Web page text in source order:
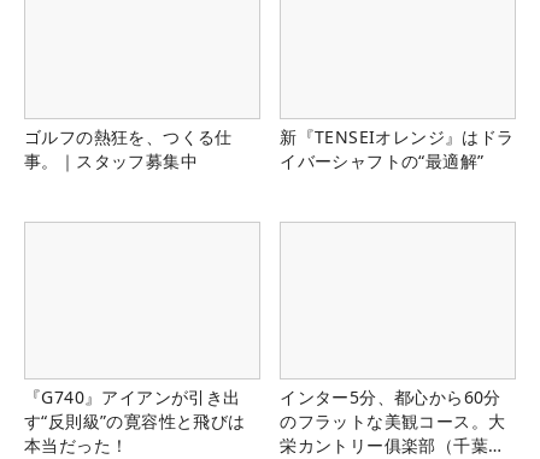
ゴルフの熱狂を、つくる仕
事。｜スタッフ募集中
新『TENSEIオレンジ』はドラ
イバーシャフトの“最適解”
『G740』アイアンが引き出
す“反則級”の寛容性と飛びは
本当だった！
インター5分、都心から60分
のフラットな美観コース。大
栄カントリー俱楽部（千葉